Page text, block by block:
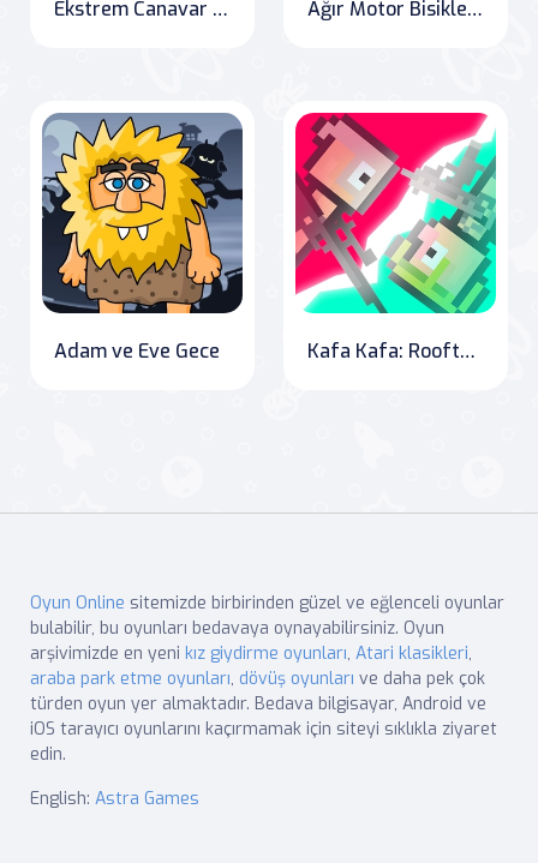
Ekstrem Canavar Kamyon Offroad Yarışı Ağır Motor Bisikletleri Bulmaca
Adam ve Eve Gece Kafa Kafa: Rooftop Battle
Oyun Online sitemizde birbirinden güzel ve eğlenceli oyunlar
bulabilir, bu oyunları bedavaya oynayabilirsiniz. Oyun
arşivimizde en yeni kız giydirme oyunları, Atari klasikleri,
araba park etme oyunları, dövüş oyunları ve daha pek çok
türden oyun yer almaktadır. Bedava bilgisayar, Android ve
iOS tarayıcı oyunlarını kaçırmamak için siteyi sıklıkla ziyaret
edin.
English: Astra Games